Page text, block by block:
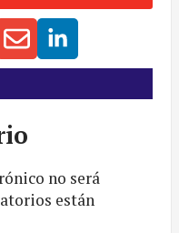
no será
están